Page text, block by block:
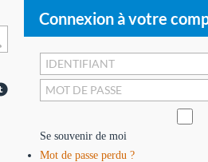
Connexion à votre
Se souvenir de moi
Mot de passe perdu ?